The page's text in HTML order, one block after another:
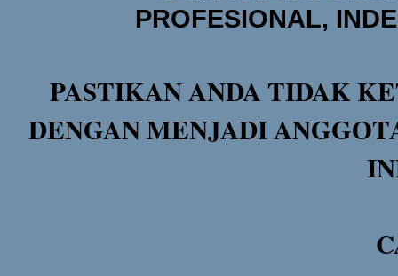
PROFESIONAL,
PASTIKAN ANDA TIDAK
DENGAN MENJADI